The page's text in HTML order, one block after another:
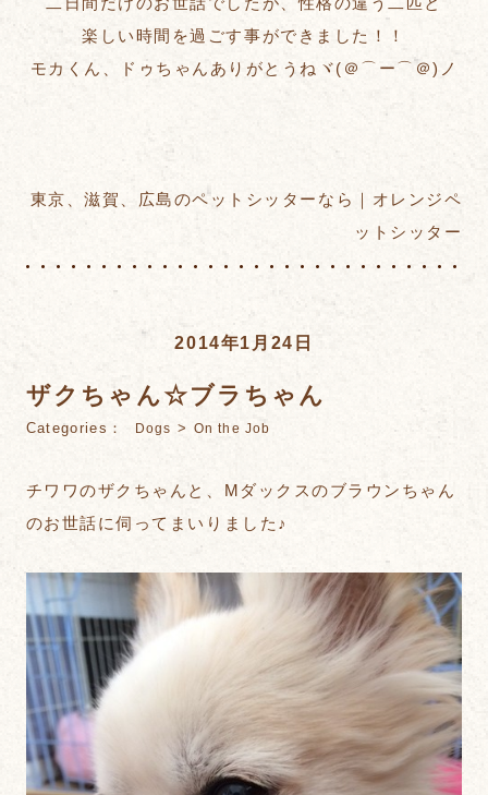
楽しい時間を過ごす事ができました！！
モカくん、ドゥちゃんありがとうねヾ(＠⌒ー⌒＠)ノ
東京、滋賀、広島のペットシッターなら｜オレンジペ
ットシッター
2014年1月24日
ザクちゃん☆ブラちゃん
Categories： Dogs > On the Job
チワワのザクちゃんと、Mダックスのブラウンちゃん
のお世話に伺ってまいりました♪